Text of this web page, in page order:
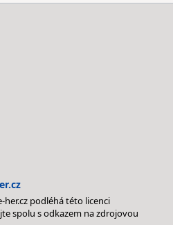
her.cz podléhá této licenci
spolu s odkazem na zdrojovou